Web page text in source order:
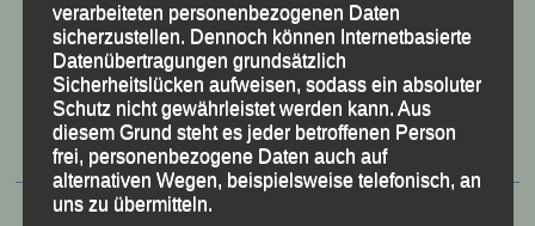
50 Jahre LG Passau
Festzschrift
verarbeiteten personenbezogenen Daten
sicherzustellen. Dennoch können Internetbasierte
Datenübertragungen grundsätzlich
Sicherheitslücken aufweisen, sodass ein absoluter
Schutz nicht gewährleistet werden kann. Aus
diesem Grund steht es jeder betroffenen Person
frei, personenbezogene Daten auch auf
alternativen Wegen, beispielsweise telefonisch, an
uns zu übermitteln.